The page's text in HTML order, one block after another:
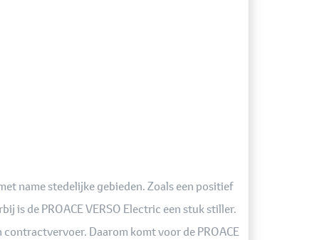
name stedelijke gebieden. Zoals een positief
de PROACE VERSO Electric een stuk stiller.
Daarom komt voor de PROACE